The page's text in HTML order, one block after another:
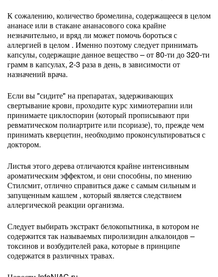
К сожалению, количество бромелина, содержащееся в целом
ананасе или в стакане ананасового сока крайне
незначительно, и вряд ли может помочь бороться с
аллергией в целом . Именно поэтому следует принимать
капсулы, содержащие данное вещество – от 80-ти до 320-ти
грамм в капсулах, 2-3 раза в день, в зависимости от
назначений врача.
Если вы "сидите" на препаратах, задерживающих
свертывание крови, проходите курс химиотерапии или
принимаете циклоспорин (который прописывают при
ревматическом полиартрите или псориазе), то, прежде чем
принимать кверцетин, необходимо проконсультироваться с
доктором.
Листья этого дерева отличаются крайне интенсивным
ароматическим эффектом, и они способны, по мнению
Стилсмит, отлично справиться даже с самым сильным и
запущенным кашлем , который является следствием
аллергической реакции организма.
Следует выбирать экстракт белокопытника, в котором не
содержится так называемых пиролизидин алкалоидов –
токсинов и возбудителей рака, которые в принципе
содержатся в различных травах.